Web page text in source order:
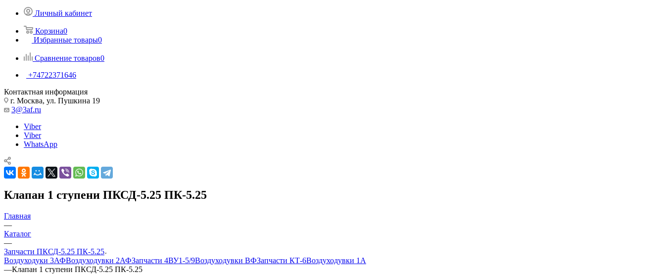
Личный кабинет
Корзина0
Избранные товары0
Сравнение товаров0
+74722371646
Контактная информация
г. Москва, ул. Пушкина 19
3@3af.ru
Viber
Viber
WhatsApp
Клапан 1 ступени ПКСД-5.25 ПК-5.25
Главная
—
Каталог
—
Запчасти ПКСД-5.25 ПК-5.25
Воздуходуки 3АФВоздуходувки 2АФЗапчасти 4ВУ1-5/9Воздуходувки ВФЗапчасти КТ-6Воздуходувки 1А
—Клапан 1 ступени ПКСД-5.25 ПК-5.25